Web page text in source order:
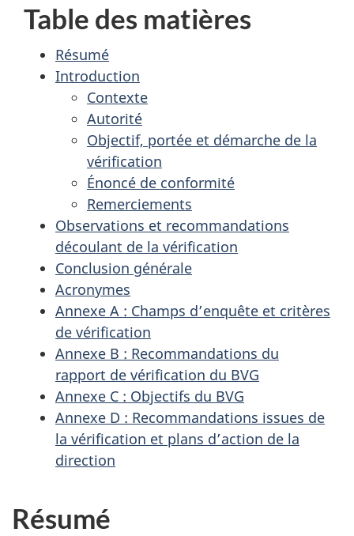
Table des matières
Résumé
Introduction
Contexte
Autorité
Objectif, portée et démarche de la
vérification
Énoncé de conformité
Remerciements
Observations et recommandations
découlant de la vérification
Conclusion générale
Acronymes
Annexe A : Champs d’enquête et critères
de vérification
Annexe B : Recommandations du
rapport de vérification du BVG
Annexe C : Objectifs du BVG
Annexe D : Recommandations issues de
la vérification et plans d’action de la
direction
Résumé